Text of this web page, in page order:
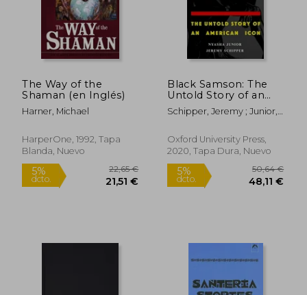
5%
dcto. 13,34 €
5%
dcto.
The Way of the
Shaman (en Inglés)
Harner, Michael
HarperOne, 1992, Tapa
Blanda, Nuevo
Black Samson: The
Untold Story of an
American Icon (en
Inglés)
Schipper, Jeremy ; Junior,
Oxford University Press,
2020, Tapa Dura, Nuevo